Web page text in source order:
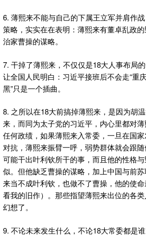
6. 薄熙来不能与自己的下属王立军并肩作
策略，实实在在表明：薄熙来有董卓乱政
治家曹操的谋略。
7. 干掉了薄熙来，不仅仅是18大人事布局
让全国人民明白：习近平接班后不会走“重
黑”只是一个插曲。
8. 之所以在18大前搞掉薄熙来，是因为胡
来，而同为太子党的习近平，内心里都对
任何政绩，如果薄熙来入常委，一旦在国
对抗，薄熙来振臂一呼，弱势群体就会跟
可能干出叶利钦所干的事，而且他的性格
似。但他缺乏曹操的谋略，加上中国与前
来当不成叶利钦，也做不了曹操，他的使
看我的旧作）。那些指望薄熙来出位的各
幻想了。
9. 不论未来发生什么，不论18大常委都是